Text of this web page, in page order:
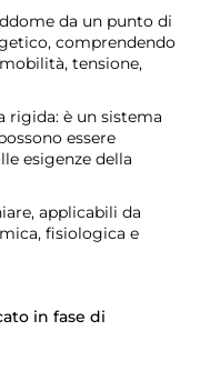
da un punto di
comprendendo
tensione,
rigida: è un sistema
essere
esigenze della
applicabili da
fisiologica e
in fase di